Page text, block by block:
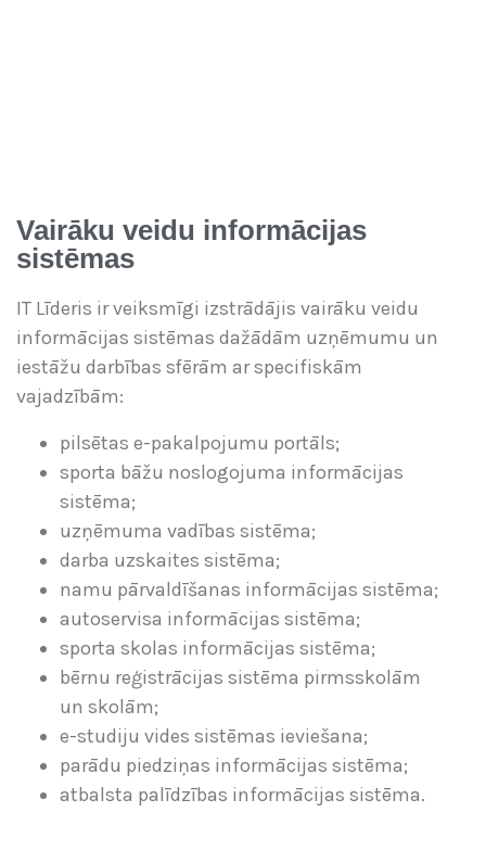
Vairāku veidu informācijas
sistēmas
IT Līderis ir veiksmīgi izstrādājis vairāku veidu
informācijas sistēmas dažādām uzņēmumu un
iestāžu darbības sfērām ar specifiskām
vajadzībām:
pilsētas e-pakalpojumu portāls;
sporta bāžu noslogojuma informācijas
sistēma;
uzņēmuma vadības sistēma;
darba uzskaites sistēma;
namu pārvaldīšanas informācijas sistēma;
autoservisa informācijas sistēma;
sporta skolas informācijas sistēma;
bērnu reģistrācijas sistēma pirmsskolām
un skolām;
e-studiju vides sistēmas ieviešana;
parādu piedziņas informācijas sistēma;
atbalsta palīdzības informācijas sistēma.